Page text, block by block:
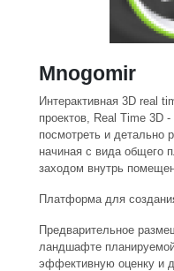
Mnogomir
Интерактивная 3D real
проектов, Real Time 3D
посмотреть и детально
начиная с вида общего
заходом внутрь
Платформа для
Предварительное
ландшафте
эффективную оценку и